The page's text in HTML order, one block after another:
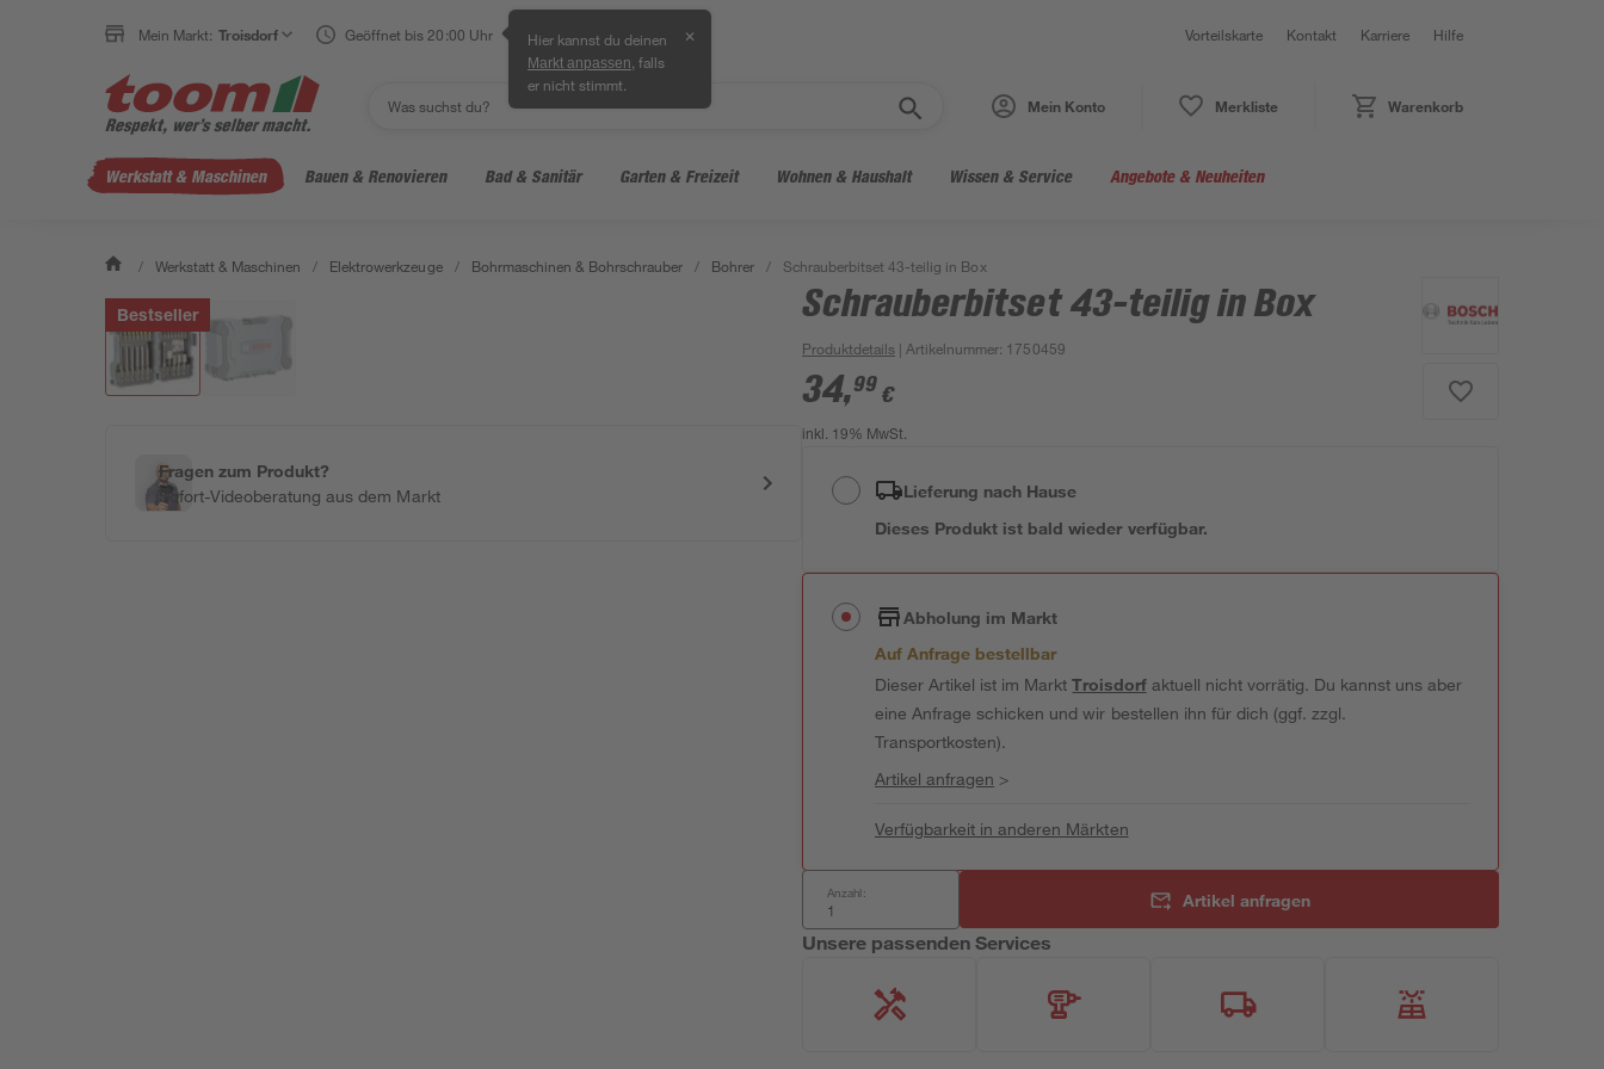
Mein Markt: Troisdorf Geöffnet bis 20:00 Uhr Hier kannst du deinen
Markt anpassen , falls
er nicht stimmt.
✕ Vorteilskarte Kontakt Karriere Hilfe
Mein Konto Merkliste Warenkorb
Werkstatt & Maschinen Bauen & Renovieren Bad & Sanitär Garten & Freizeit Wohnen & Haushalt Wissen & Service Angebote & Neuheiten
/ Werkstatt & Maschinen / Elektrowerkzeuge / Bohrmaschinen & Bohrschrauber / Bohrer / Schrauberbitset 43-teilig in Box
Bestseller
Fragen zum Produkt?
Sofort-Videoberatung aus dem Markt
Schrauberbitset 43-teilig in Box
Produktdetails | Artikelnummer: 1750459
34,99 €
inkl. 19% MwSt.
Lieferung nach Hause
Dieses Produkt ist bald wieder verfügbar.
Abholung im Markt
Auf Anfrage bestellbar
Dieser Artikel ist im MarktTroisdorfaktuell nicht vorrätig. Du kannst uns aber
eine Anfrage schicken und wir bestellen ihn für dich (ggf. zzgl.
Transportkosten).
Artikel anfragen >
Verfügbarkeit in anderen Märkten
Anzahl: Artikel anfragen
Unsere passenden Services